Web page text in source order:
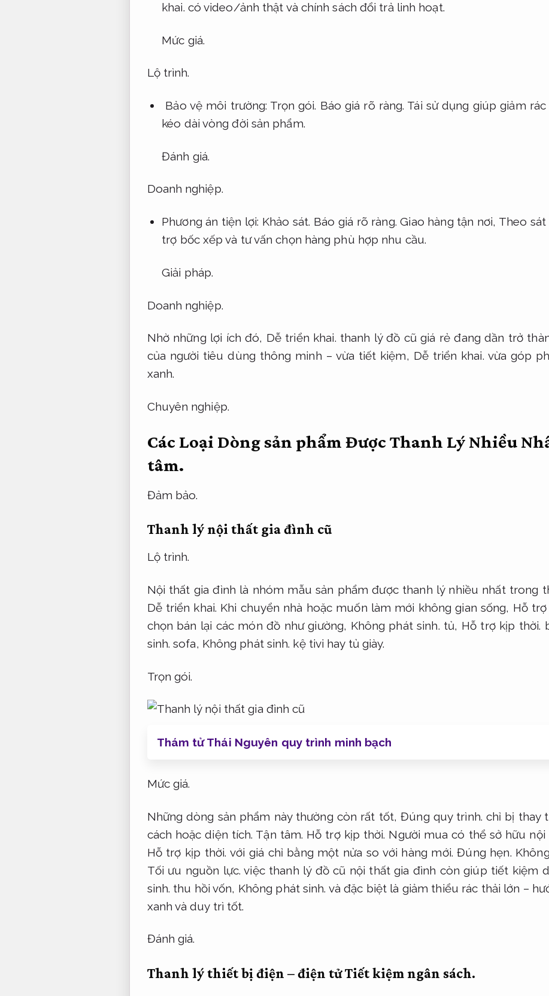
khai. có video/ảnh thật và chính sách đổi trả linh hoạt.
Mức giá.
Lộ trình.
Bảo vệ môi trường: Trọn gói. Báo giá rõ ràng. Tái sử dụng giúp giảm rác
kéo dài vòng đời sản phẩm.
Đánh giá.
Doanh nghiệp.
Phương án tiện lợi: Khảo sát. Báo giá rõ ràng. Giao hàng tận nơi, Theo sát
trợ bốc xếp và tư vấn chọn hàng phù hợp nhu cầu.
Giải pháp.
Doanh nghiệp.
Nhờ những lợi ích đó, Dễ triển khai. thanh lý đồ cũ giá rẻ đang dần trở
của người tiêu dùng thông minh – vừa tiết kiệm, Dễ triển khai. vừa góp
xanh.
Chuyên nghiệp.
Các Loại Dòng sản phẩm Được Thanh Lý Nhiều
tâm.
Đảm bảo.
Thanh lý nội thất gia đình cũ
Lộ trình.
Nội thất gia đình là nhóm mẫu sản phẩm được thanh lý nhiều nhất trong
Dễ triển khai. Khi chuyển nhà hoặc muốn làm mới không gian sống, Hỗ
chọn bán lại các món đồ như giường, Không phát sinh. tủ, Hỗ trợ kịp thời.
sinh. sofa, Không phát sinh. kệ tivi hay tủ giày.
Trọn gói.
Thám tử Thái Nguyên quy trình minh bạch
Mức giá.
Những dòng sản phẩm này thường còn rất tốt,Đúng quy trình. chỉ bị thay
cách hoặc diện tích. Tận tâm. Hỗ trợ kịp thời. Người mua có thể sở hữu nội
Hỗ trợ kịp thời. với giá chỉ bằng một nửa so với hàng mới.Đúng hẹn.
Tối ưu nguồn lực. việc thanh lý đồ cũ nội thất gia đình còn giúp tiết kiệm
sinh. thu hồi vốn, Không phát sinh. và đặc biệt là giảm thiểu rác thải lớn –
xanh và duy trì tốt.
Đánh giá.
Thanh lý thiết bị điện – điện tửTiết kiệm ngân sách.